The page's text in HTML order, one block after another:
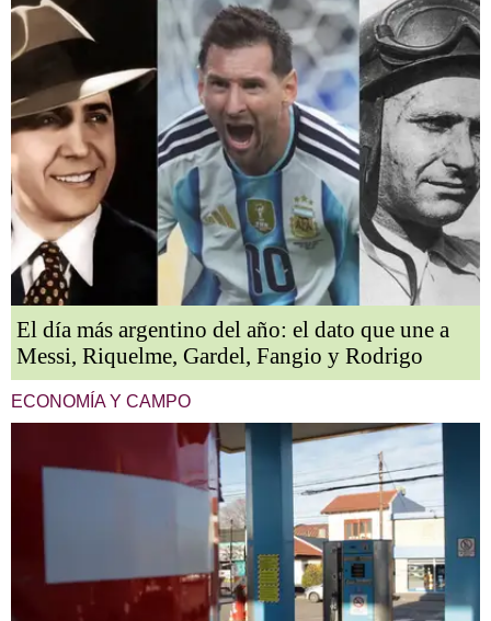
El día más argentino del año: el dato que une a
Messi, Riquelme, Gardel, Fangio y Rodrigo
ECONOMÍA Y CAMPO